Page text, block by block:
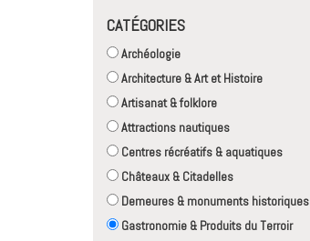
CATÉGORIES
Archéologie
Architecture & Art et Histoire
Artisanat & folklore
Attractions nautiques
Centres récréatifs & aquatiques
Châteaux & Citadelles
Demeures & monuments historiques
Gastronomie & Produits du Terroir